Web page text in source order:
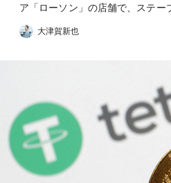
ア「ローソン」の店舗で、ステ
大津賀新也